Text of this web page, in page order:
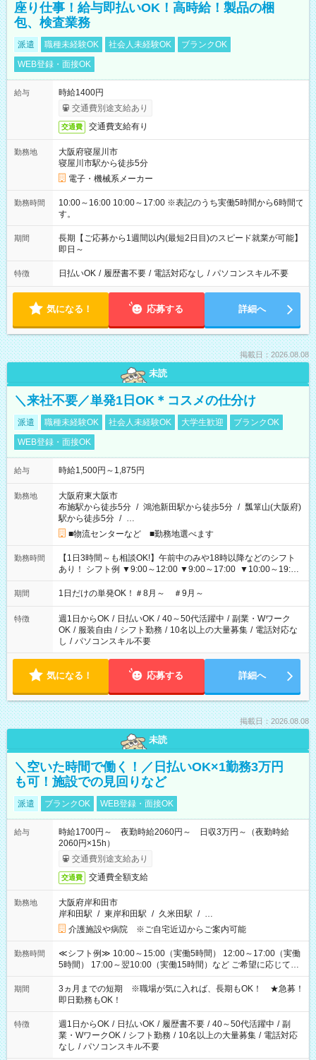
座り仕事！給与即払いOK！高時給！製品の梱
包、検査業務
派遣 職種未経験OK 社会人未経験OK
ブランクOK
WEB登録・面接OK
給与
時給1400円
交通費別途支給あり
交通費 交通費支給有り
勤務地
大阪府寝屋川市
寝屋川市駅から徒歩5分
電子・機械系メーカー
勤務時間
10:00～16:00 10:00～17:00 ※表記のうち実働5時間から6時間で
す。
期間
長期【ご応募から1週間以内(最短2日目)のスピード就業が可能】
即日～
特徴 日払いOK / 履歴書不要 / 電話対応なし / パソコンスキル不要
気になる！ 応募する 詳細へ
掲載日：2026.08.08
未読
＼来社不要／単発1日OK＊コスメの仕分け
派遣 職種未経験OK 社会人未経験OK 大学生歓迎
ブランクOK
WEB登録・面接OK
給与 時給1,500円～1,875円
勤務地
大阪府東大阪市
布施駅から徒歩5分 / 鴻池新田駅から徒歩5分 / 瓢箪山(大阪府)
駅から徒歩5分 / …
■物流センターなど ■勤務地選べます
勤務時間
【1日3時間～も相談OK!】午前中のみや18時以降などのシフト
あり！ シフト例 ▼9:00～12:00 ▼9:00～17:00 ▼10:00～19:00
▼18:00～21:00
期間 1日だけの単発OK！＃8月～ ＃9月～
特徴 週1日からOK / 日払いOK / 40～50代活躍中 / 副業・Wワーク
OK / 服装自由 / シフト勤務 / 10名以上の大量募集 / 電話対応な
し / パソコンスキル不要
気になる！ 応募する 詳細へ
掲載日：2026.08.08
未読
＼空いた時間で働く！／日払いOK×1勤務3万円
も可！施設での見回りなど
派遣 ブランクOK WEB登録・面接OK
給与
時給1700円～ 夜勤時給2060円～ 日収3万円～（夜勤時給
2060円×15h）
交通費別途支給あり
交通費 交通費全額支給
勤務地
大阪府岸和田市
岸和田駅 / 東岸和田駅 / 久米田駅 / …
介護施設や病院 ※ご自宅近辺からご案内可能
勤務時間
≪シフト例≫ 10:00～15:00（実働5時間） 12:00～17:00（実働
5時間） 17:00～翌10:00（実働15時間）など ご希望に応じて、
働く時間は調整できます！ お気軽に担当へ相談ください！
期間
3ヵ月までの短期 ※職場が気に入れば、長期もOK！ ★急募！
即日勤務もOK！
特徴 週1日からOK / 日払いOK / 履歴書不要 / 40～50代活躍中 / 副
業・WワークOK / シフト勤務 / 10名以上の大量募集 / 電話対応
なし / パソコンスキル不要